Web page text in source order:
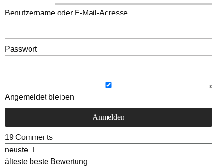
Benutzername oder E-Mail-Adresse
Passwort
Angemeldet bleiben
19 Comments
neuste
älteste beste Bewertung